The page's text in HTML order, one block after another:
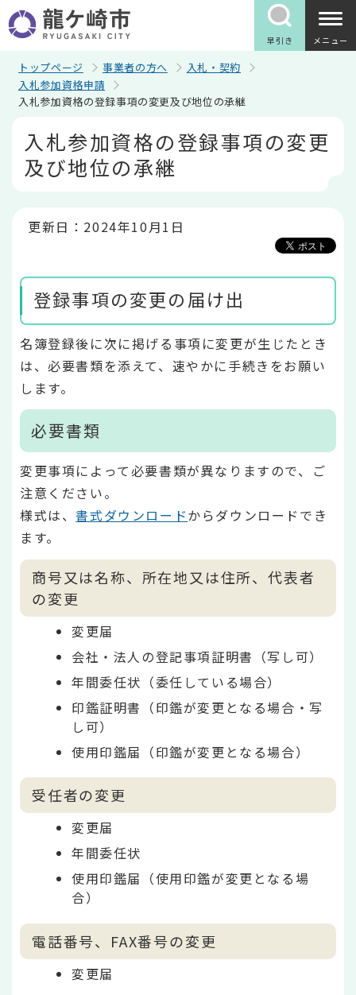
の
ペ
早引き メニュー
トップページ 事業者の方へ
入札・契約
入札参加資格申請
入札参加資格の登録事項の変更及び地位の承継
入札参加資格の登録事項の変更
及び地位の承継
更新日：2024年10月1日
登録事項の変更の届け出
名簿登録後に次に掲げる事項に変更が生じたとき
は、必要書類を添えて、速やかに手続きをお願い
します。
必要書類
変更事項によって必要書類が異なりますので、ご
注意ください。
様式は、書式ダウンロードからダウンロードでき
ます。
商号又は名称、所在地又は住所、代表者
の変更
変更届
会社・法人の登記事項証明書（写し可）
年間委任状（委任している場合）
印鑑証明書（印鑑が変更となる場合・写
し可）
使用印鑑届（印鑑が変更となる場合）
受任者の変更
変更届
年間委任状
使用印鑑届（使用印鑑が変更となる場
合）
電話番号、FAX番号の変更
変更届